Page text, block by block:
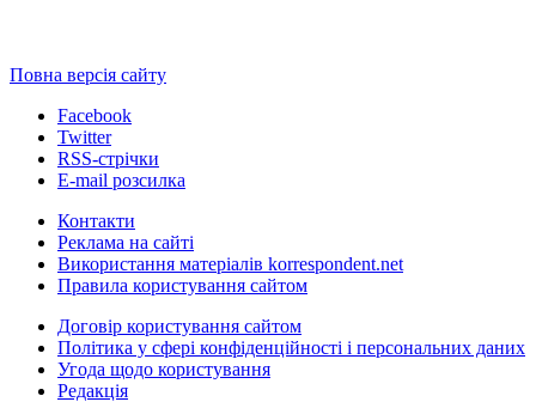
Повна версія сайту
Facebook
Twitter
RSS-стрічки
E-mail розсилка
Контакти
Реклама на сайті
Використання матеріалів korrespondent.net
Правила користування сайтом
Договір користування сайтом
Політика у сфері конфіденційності і персональних даних
Угода щодо користування
Редакція